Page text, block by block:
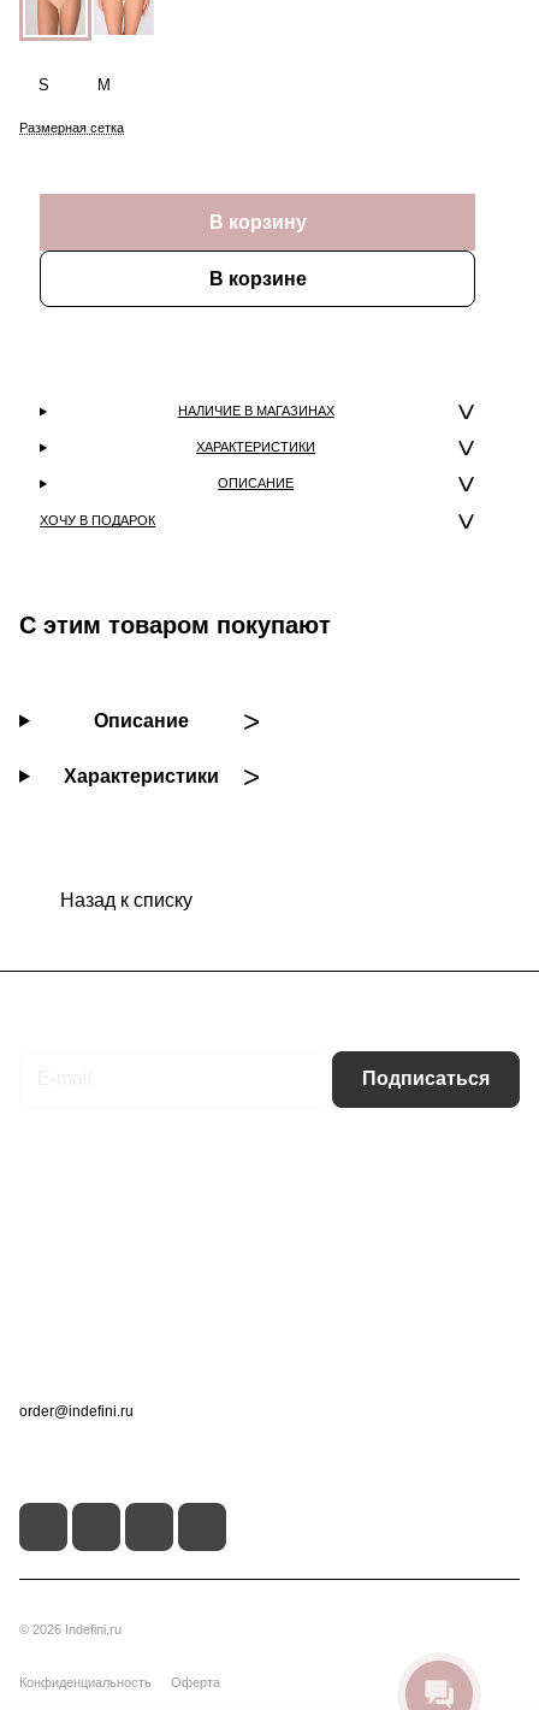
S M
Размерная сетка
В корзину
В корзине
НАЛИЧИЕ В МАГАЗИНАХ
ХАРАКТЕРИСТИКИ
ОПИСАНИЕ
ХОЧУ В ПОДАРОК
С этим товаром покупают
Описание
Характеристики
Назад к списку
Подписаться
order@indefini.ru
© 2026 Indefini.ru
Конфиденциальность Оферта